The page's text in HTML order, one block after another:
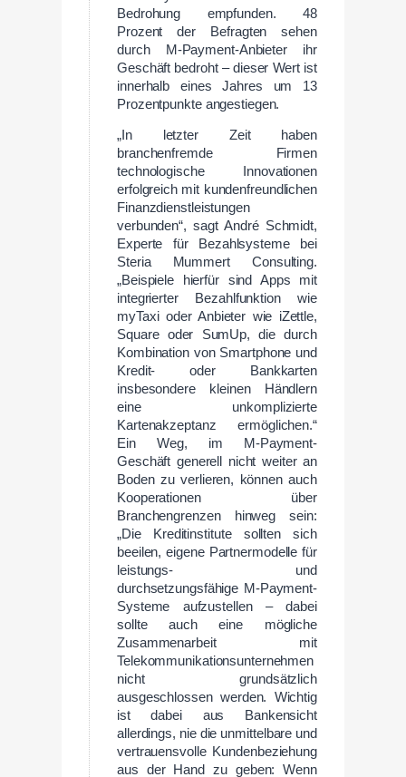
Bedrohung empfunden. 48
Prozent der Befragten sehen
durch M-Payment-Anbieter ihr
Geschäft bedroht – dieser Wert ist
innerhalb eines Jahres um 13
Prozentpunkte angestiegen.
„In letzter Zeit haben
branchenfremde Firmen
technologische Innovationen
erfolgreich mit kundenfreundlichen
Finanzdienstleistungen
verbunden“, sagt André Schmidt,
Experte für Bezahlsysteme bei
Steria Mummert Consulting.
„Beispiele hierfür sind Apps mit
integrierter Bezahlfunktion wie
myTaxi oder Anbieter wie iZettle,
Square oder SumUp, die durch
Kombination von Smartphone und
Kredit- oder Bankkarten
insbesondere kleinen Händlern
eine unkomplizierte
Kartenakzeptanz ermöglichen.“
Ein Weg, im M-Payment-
Geschäft generell nicht weiter an
Boden zu verlieren, können auch
Kooperationen über
Branchengrenzen hinweg sein:
„Die Kreditinstitute sollten sich
beeilen, eigene Partnermodelle für
leistungs- und
durchsetzungsfähige M-Payment-
Systeme aufzustellen – dabei
sollte auch eine mögliche
Zusammenarbeit mit
Telekommunikationsunternehmen
nicht grundsätzlich
ausgeschlossen werden. Wichtig
ist dabei aus Bankensicht
allerdings, nie die unmittelbare und
vertrauensvolle Kundenbeziehung
aus der Hand zu geben: Wenn